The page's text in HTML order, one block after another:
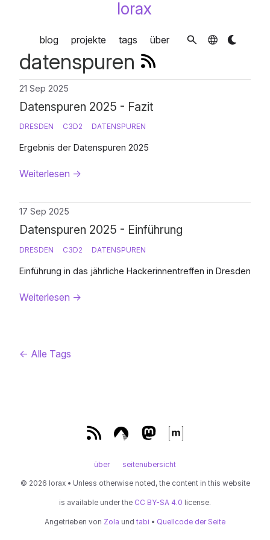
lorax
blog projekte tags über
datenspuren
21 Sep 2025
Datenspuren 2025 - Fazit
DRESDEN C3D2 DATENSPUREN
Ergebnis der Datenspuren 2025
Weiterlesen →
17 Sep 2025
Datenspuren 2025 - Einführung
DRESDEN C3D2 DATENSPUREN
Einführung in das jährliche Hackerinnentreffen in Dresden
Weiterlesen →
← Alle Tags
über seitenübersicht
© 2026 lorax • Unless otherwise noted, the content in this website
is available under the CC BY-SA 4.0 license.
Angetrieben von Zola und tabi • Quellcode der Seite